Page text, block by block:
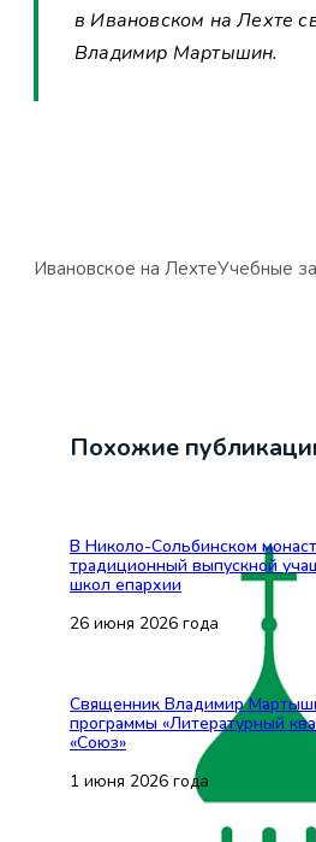
в Ивановском на Лехте
Владимир Мартышин.
Ивановское на ЛехтеУчебные
Похожие
В Николо-Сольбинском
традиционный выпускной
школ епархии
26 июня 2026 года
Священник Владимир
программы «Литературный
«Союз»
1 июня 2026 года